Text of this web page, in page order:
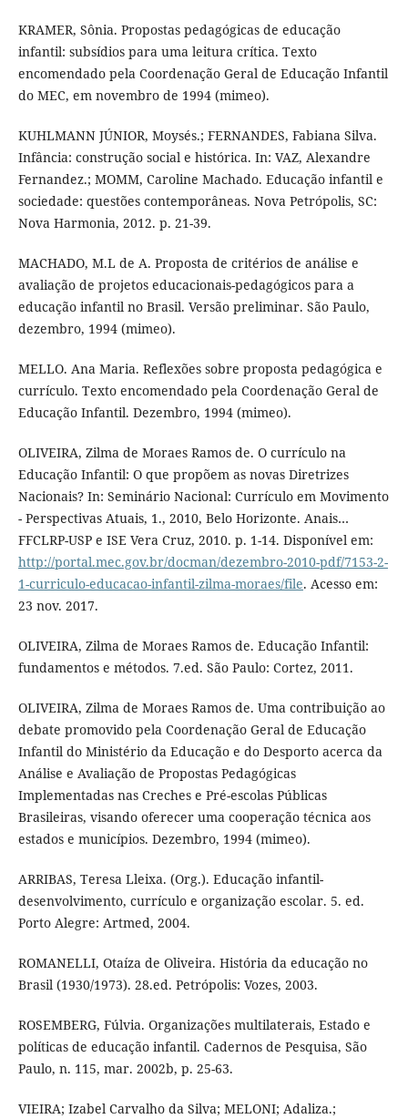
KRAMER, Sônia. Propostas pedagógicas de educação
infantil: subsídios para uma leitura crítica. Texto
encomendado pela Coordenação Geral de Educação Infantil
do MEC, em novembro de 1994 (mimeo).
KUHLMANN JÚNIOR, Moysés.; FERNANDES, Fabiana Silva.
Infância: construção social e histórica. In: VAZ, Alexandre
Fernandez.; MOMM, Caroline Machado. Educação infantil e
sociedade: questões contemporâneas. Nova Petrópolis, SC:
Nova Harmonia, 2012. p. 21-39.
MACHADO, M.L de A. Proposta de critérios de análise e
avaliação de projetos educacionais-pedagógicos para a
educação infantil no Brasil. Versão preliminar. São Paulo,
dezembro, 1994 (mimeo).
MELLO. Ana Maria. Reflexões sobre proposta pedagógica e
currículo. Texto encomendado pela Coordenação Geral de
Educação Infantil. Dezembro, 1994 (mimeo).
OLIVEIRA, Zilma de Moraes Ramos de. O currículo na
Educação Infantil: O que propõem as novas Diretrizes
Nacionais? In: Seminário Nacional: Currículo em Movimento
- Perspectivas Atuais, 1., 2010, Belo Horizonte. Anais…
FFCLRP-USP e ISE Vera Cruz, 2010. p. 1-14. Disponível em:
http://portal.mec.gov.br/docman/dezembro-2010-pdf/7153-2-
1-curriculo-educacao-infantil-zilma-moraes/file. Acesso em:
23 nov. 2017.
OLIVEIRA, Zilma de Moraes Ramos de. Educação Infantil:
fundamentos e métodos. 7.ed. São Paulo: Cortez, 2011.
OLIVEIRA, Zilma de Moraes Ramos de. Uma contribuição ao
debate promovido pela Coordenação Geral de Educação
Infantil do Ministério da Educação e do Desporto acerca da
Análise e Avaliação de Propostas Pedagógicas
Implementadas nas Creches e Pré-escolas Públicas
Brasileiras, visando oferecer uma cooperação técnica aos
estados e municípios. Dezembro, 1994 (mimeo).
ARRIBAS, Teresa Lleixa. (Org.). Educação infantil-
desenvolvimento, currículo e organização escolar. 5. ed.
Porto Alegre: Artmed, 2004.
ROMANELLI, Otaíza de Oliveira. História da educação no
Brasil (1930/1973). 28.ed. Petrópolis: Vozes, 2003.
ROSEMBERG, Fúlvia. Organizações multilaterais, Estado e
políticas de educação infantil. Cadernos de Pesquisa, São
Paulo, n. 115, mar. 2002b, p. 25-63.
VIEIRA; Izabel Carvalho da Silva; MELONI; Adaliza.;